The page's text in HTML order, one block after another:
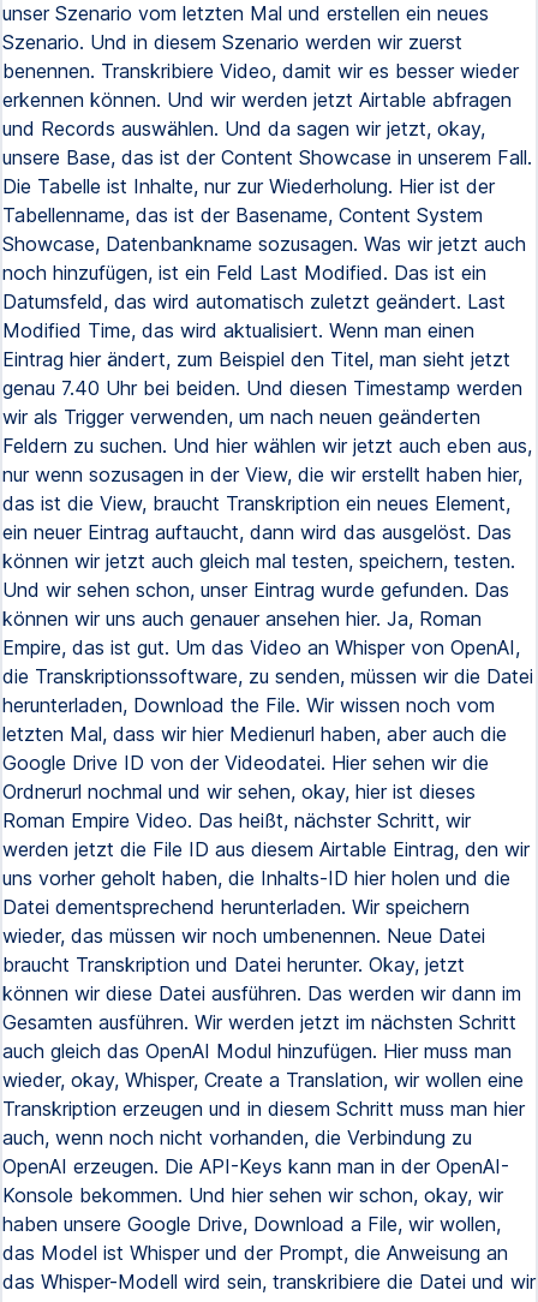
unser Szenario vom letzten Mal und erstellen ein neues
Szenario. Und in diesem Szenario werden wir zuerst
benennen. Transkribiere Video, damit wir es besser wieder
erkennen können. Und wir werden jetzt Airtable abfragen
und Records auswählen. Und da sagen wir jetzt, okay,
unsere Base, das ist der Content Showcase in unserem Fall.
Die Tabelle ist Inhalte, nur zur Wiederholung. Hier ist der
Tabellenname, das ist der Basename, Content System
Showcase, Datenbankname sozusagen. Was wir jetzt auch
noch hinzufügen, ist ein Feld Last Modified. Das ist ein
Datumsfeld, das wird automatisch zuletzt geändert. Last
Modified Time, das wird aktualisiert. Wenn man einen
Eintrag hier ändert, zum Beispiel den Titel, man sieht jetzt
genau 7.40 Uhr bei beiden. Und diesen Timestamp werden
wir als Trigger verwenden, um nach neuen geänderten
Feldern zu suchen. Und hier wählen wir jetzt auch eben aus,
nur wenn sozusagen in der View, die wir erstellt haben hier,
das ist die View, braucht Transkription ein neues Element,
ein neuer Eintrag auftaucht, dann wird das ausgelöst. Das
können wir jetzt auch gleich mal testen, speichern, testen.
Und wir sehen schon, unser Eintrag wurde gefunden. Das
können wir uns auch genauer ansehen hier. Ja, Roman
Empire, das ist gut. Um das Video an Whisper von OpenAI,
die Transkriptionssoftware, zu senden, müssen wir die Datei
herunterladen, Download the File. Wir wissen noch vom
letzten Mal, dass wir hier Medienurl haben, aber auch die
Google Drive ID von der Videodatei. Hier sehen wir die
Ordnerurl nochmal und wir sehen, okay, hier ist dieses
Roman Empire Video. Das heißt, nächster Schritt, wir
werden jetzt die File ID aus diesem Airtable Eintrag, den wir
uns vorher geholt haben, die Inhalts-ID hier holen und die
Datei dementsprechend herunterladen. Wir speichern
wieder, das müssen wir noch umbenennen. Neue Datei
braucht Transkription und Datei herunter. Okay, jetzt
können wir diese Datei ausführen. Das werden wir dann im
Gesamten ausführen. Wir werden jetzt im nächsten Schritt
auch gleich das OpenAI Modul hinzufügen. Hier muss man
wieder, okay, Whisper, Create a Translation, wir wollen eine
Transkription erzeugen und in diesem Schritt muss man hier
auch, wenn noch nicht vorhanden, die Verbindung zu
OpenAI erzeugen. Die API-Keys kann man in der OpenAI-
Konsole bekommen. Und hier sehen wir schon, okay, wir
haben unsere Google Drive, Download a File, wir wollen,
das Model ist Whisper und der Prompt, die Anweisung an
das Whisper-Modell wird sein, transkribiere die Datei und wir